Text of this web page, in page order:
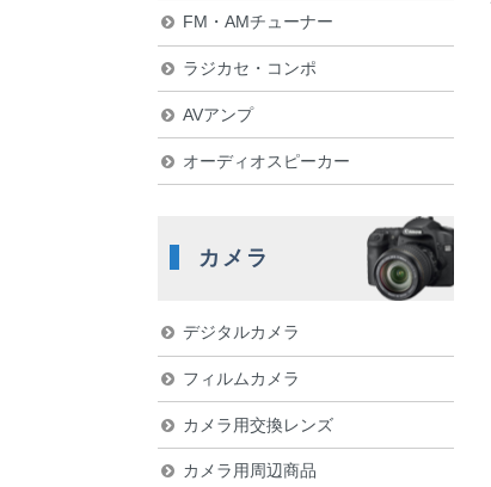
FM・AMチューナー
ラジカセ・コンポ
AVアンプ
オーディオスピーカー
カメラ
デジタルカメラ
フィルムカメラ
カメラ用交換レンズ
カメラ用周辺商品